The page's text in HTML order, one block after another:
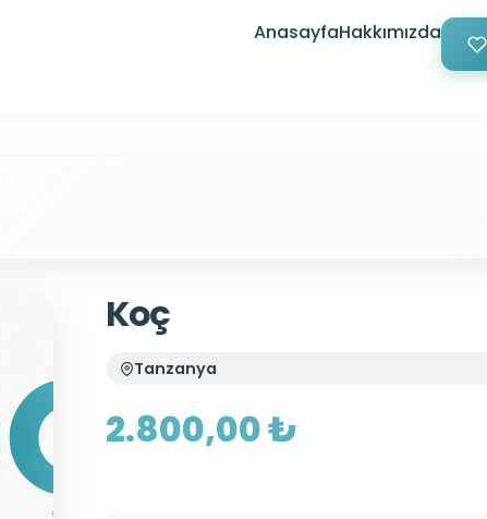
AnasayfaHakkımızda
Koç
Tanzanya
2.800,00 ₺